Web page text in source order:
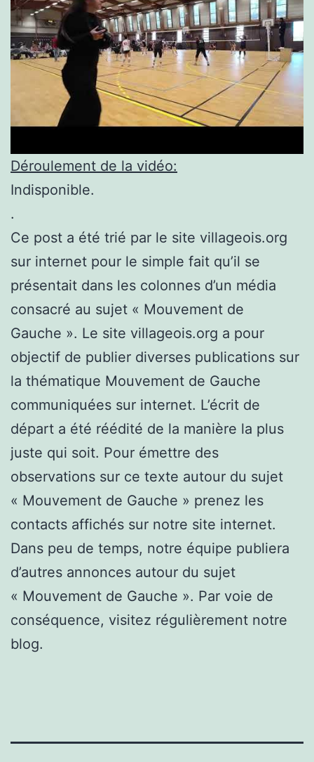
Déroulement de la vidéo:
Indisponible.
.
Ce post a été trié par le site villageois.org
sur internet pour le simple fait qu’il se
présentait dans les colonnes d’un média
consacré au sujet « Mouvement de
Gauche ». Le site villageois.org a pour
objectif de publier diverses publications sur
la thématique Mouvement de Gauche
communiquées sur internet. L’écrit de
départ a été réédité de la manière la plus
juste qui soit. Pour émettre des
observations sur ce texte autour du sujet
« Mouvement de Gauche » prenez les
contacts affichés sur notre site internet.
Dans peu de temps, notre équipe publiera
d’autres annonces autour du sujet
« Mouvement de Gauche ». Par voie de
conséquence, visitez régulièrement notre
blog.